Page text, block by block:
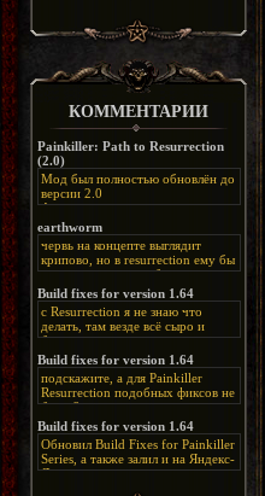
КОММЕНТАРИИ
Painkiller: Path to Resurrection
(2.0)
Мод был полностью обновлён до
версии 2.0
Альтернативная
ссылка:
FzzDkRlC8Q
earthworm
червь на концепте выглядит
крипово, но в resurrection ему бы
нашлось место, особенно в
каких-нибудь подземных
катакомбах. жаль, что половину
задумок там вырезали, зато и
рпгшности меньше. build fixes
спасибо что перезалили на
яндекс. а вот в комментах на
сайте у меня пару раз вылезала
левая вставка
https://uzbekmelbet.com/ru/
дико отвлекает от обсуждения
скринов.
Build fixes for version 1.64
с Resurrection я не знаю что
делать, там везде всё сыро и
баговано, от чего и заниматься
этим не хочется, тут либо играть
как есть или искать патчи для
этого дополнения на moddb,
либо же на крайняк играть мод
Resurrection, но настолько что не
особо уже и узнаётся
Build fixes for version 1.64
подскажите, а для Painkiller
Resurrection подобных фиксов не
будет?
Build fixes for version 1.64
Обновил Build Fixes for Painkiller
Series, а также залил и на Яндекс-
Диск
https://disk.yandex.ru/d/